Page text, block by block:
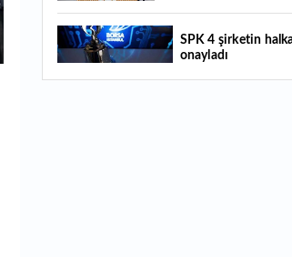
09:35 Küresel piyasalarda yön arayışı sürüyor:
Gözler ABD'nin tarım dışı istihdam
SPK 4 şirketin halka
onayladı